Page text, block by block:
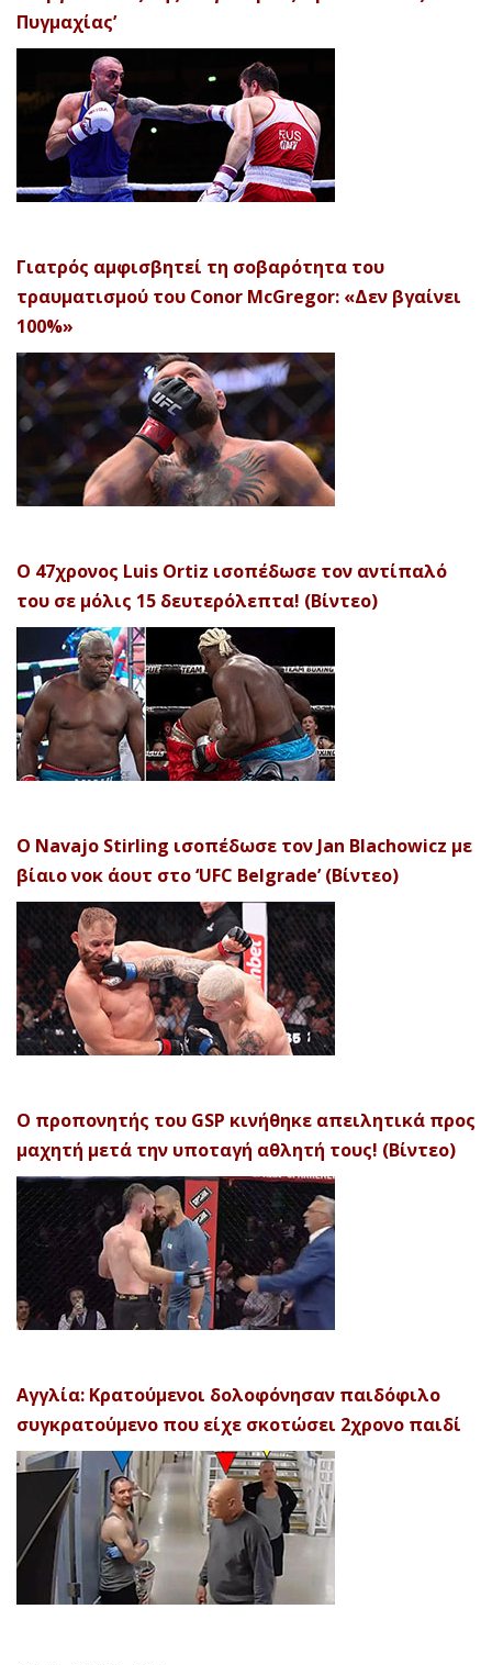
Πυγμαχίας’
Γιατρός αμφισβητεί τη σοβαρότητα του
τραυματισμού του Conor McGregor: «Δεν βγαίνει
100%»
Ο 47χρονος Luis Ortiz ισοπέδωσε τον αντίπαλό
του σε μόλις 15 δευτερόλεπτα! (Βίντεο)
Ο Navajo Stirling ισοπέδωσε τον Jan Blachowicz με
βίαιο νοκ άουτ στο ‘UFC Belgrade’ (Βίντεο)
Ο προπονητής του GSP κινήθηκε απειλητικά προς
μαχητή μετά την υποταγή αθλητή τους! (Βίντεο)
Αγγλία: Κρατούμενοι δολοφόνησαν παιδόφιλο
συγκρατούμενο που είχε σκοτώσει 2χρονο παιδί